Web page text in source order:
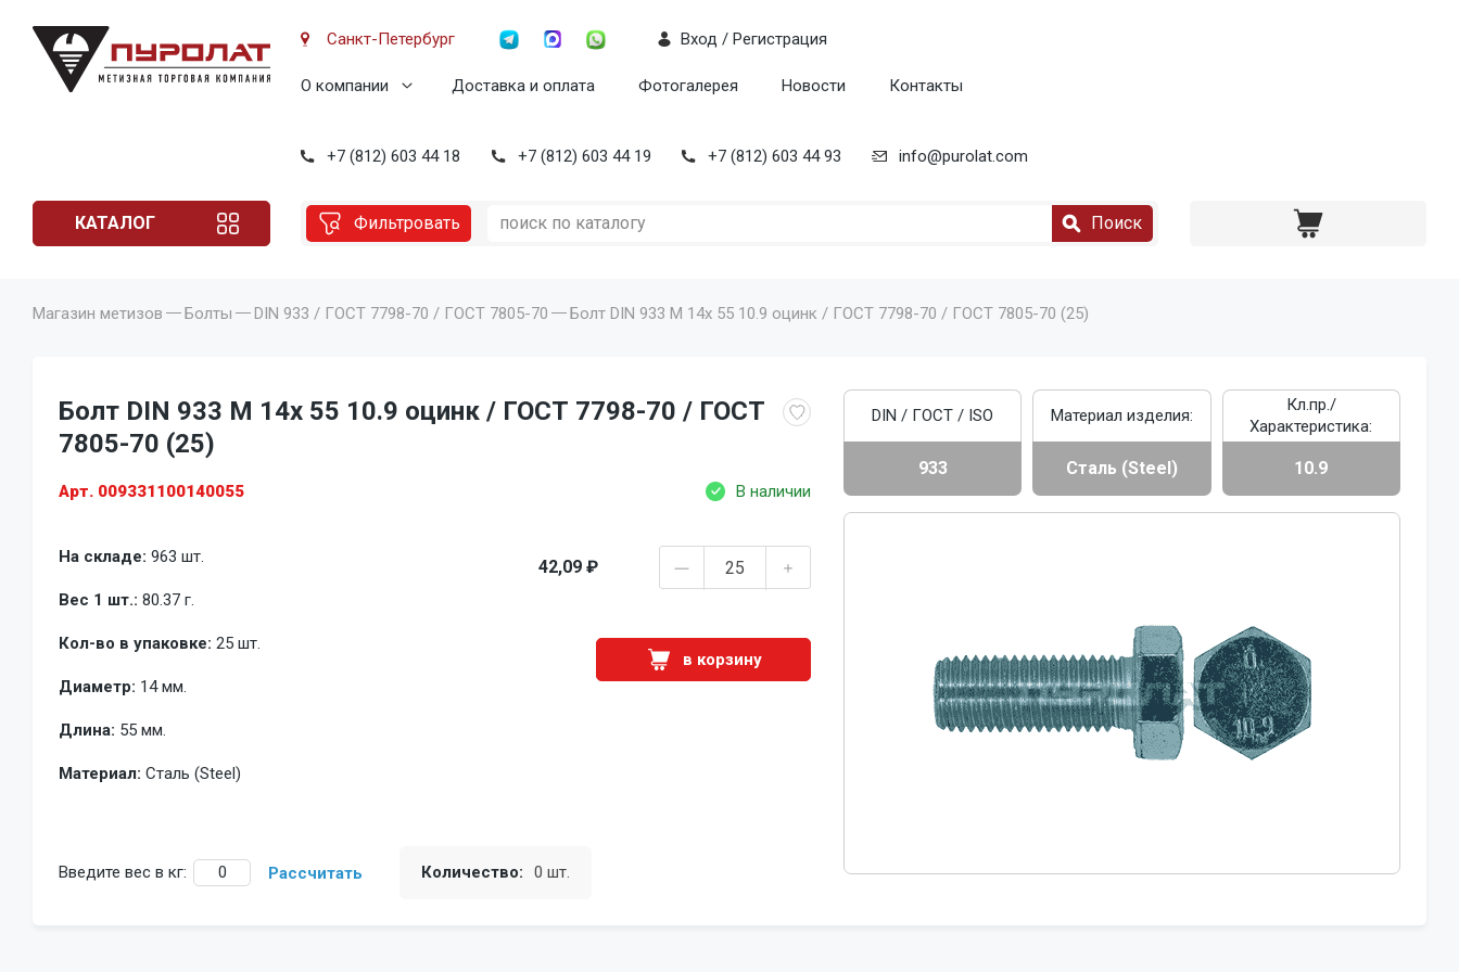
Санкт-Петербург
О компании Доставка и оплата Фотогалерея Новости Контакты
Вход / Регистрация
+7 (812) 603 44 18 +7 (812) 603 44 19 +7 (812) 603 44 93 info@purolat.com
КАТАЛОГ Фильтровать Поиск
Магазин метизов Болты DIN 933 / ГОСТ 7798-70 / ГОСТ 7805-70 Болт DIN 933 M 14x 55 10.9 оцинк / ГОСТ 7798-70 / ГОСТ 7805-70 (25)
Болт DIN 933 M 14x 55 10.9 оцинк / ГОСТ 7798-70 / ГОСТ
7805-70 (25)
Арт. 009331100140055 В наличии
На складе: 963 шт.
Вес 1 шт.: 80.37 г.
Кол-во в упаковке: 25 шт.
Диаметр: 14 мм.
Длина: 55 мм.
Материал: Сталь (Steel)
42,09 ₽
в корзину
Введите вес в кг: Рассчитать Количество: 0 шт.
DIN / ГОСТ / ISO
933
Материал изделия:
Сталь (Steel)
Кл.пр./
Характеристика:
10.9